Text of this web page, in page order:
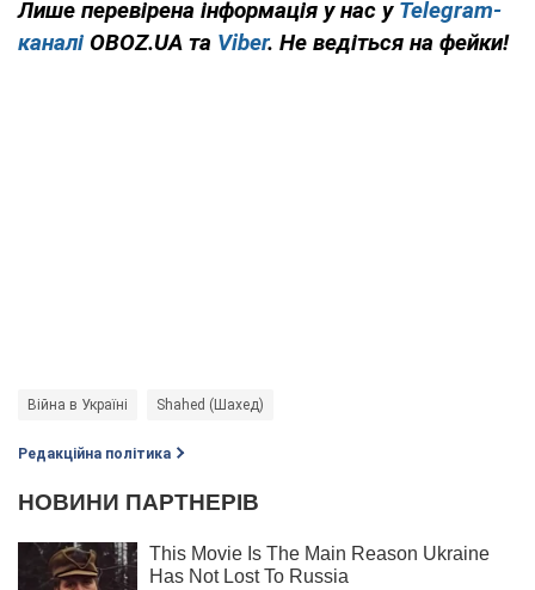
Лише перевірена інформація у нас у Telegram-
каналі OBOZ.UA та Viber. Не ведіться на фейки!
Війна в Україні Shahed (Шахед)
Редакційна політика